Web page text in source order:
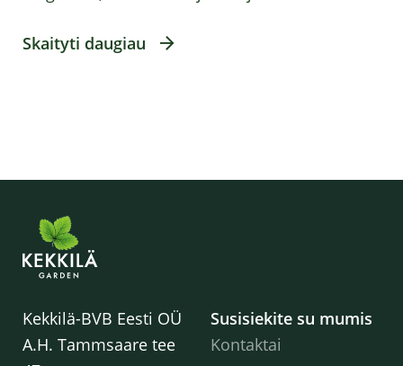
Skaityti daugiau
Kekkilä-BVB Eesti OÜ
A.H. Tammsaare tee
Susisiekite su mumis
Kontaktai